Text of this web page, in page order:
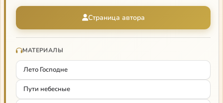
русской литературы XIX в. Будучи в русской
эмиграции, сформулировал свою цель как
«оправдание России». «Чувство любви к Богу», —
так определил центр шмелевского творчества
Ильин.
О нем:
Лекционный курс Светланы Шешуновой
Страница автора
МАТЕРИАЛЫ
Лето Господне
Пути небесные